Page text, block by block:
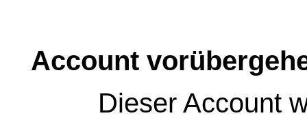
Account
Dieser Account